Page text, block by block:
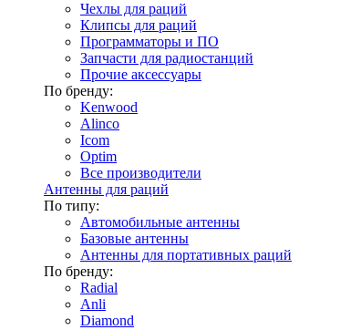
Чехлы для раций
Клипсы для раций
Программаторы и ПО
Запчасти для радиостанций
Прочие аксессуары
По бренду:
Kenwood
Alinco
Icom
Optim
Все производители
Антенны для раций
По типу:
Автомобильные антенны
Базовые антенны
Антенны для портативных раций
По бренду:
Radial
Anli
Diamond